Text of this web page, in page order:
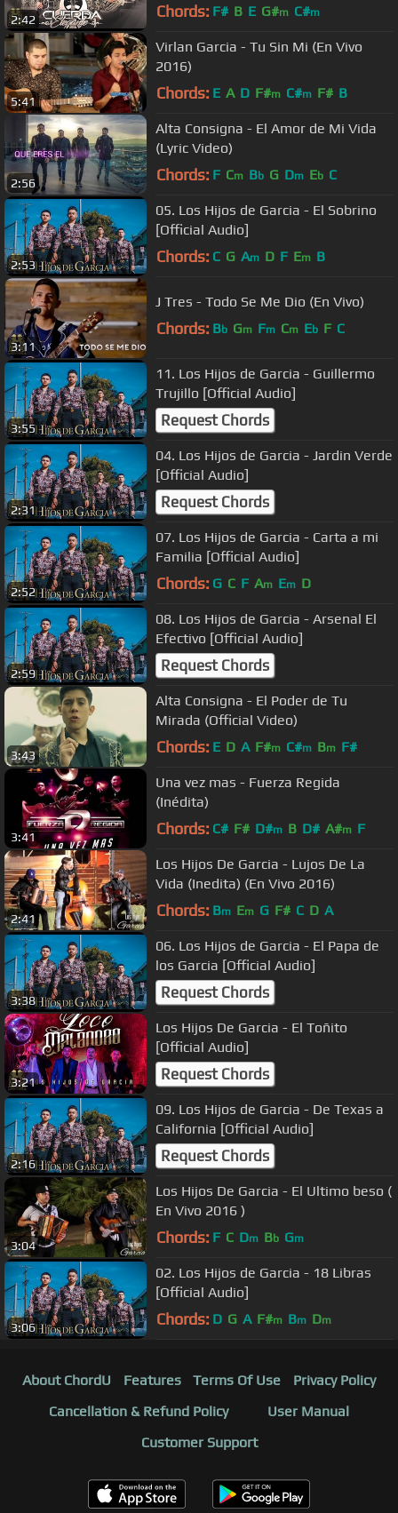
2:42 Chords: F# B E G#m C#m
5:41
Virlan Garcia - Tu Sin Mi (En Vivo
2016)
Chords: E A D F#m C#m F# B
2:56
Alta Consigna - El Amor de Mi Vida
(Lyric Video)
Chords: F Cm Bb G Dm Eb C
2:53
05. Los Hijos de Garcia - El Sobrino
[Official Audio]
Chords: C G Am D F Em B
3:11
J Tres - Todo Se Me Dio (En Vivo)
Chords: Bb Gm Fm Cm Eb F C
3:55
11. Los Hijos de Garcia - Guillermo
Trujillo [Official Audio]
Request Chords
2:31
04. Los Hijos de Garcia - Jardin Verde
[Official Audio]
Request Chords
2:52
07. Los Hijos de Garcia - Carta a mi
Familia [Official Audio]
Chords: G C F Am Em D
2:59
08. Los Hijos de Garcia - Arsenal El
Efectivo [Official Audio]
Request Chords
3:43
Alta Consigna - El Poder de Tu
Mirada (Official Video)
Chords: E D A F#m C#m Bm F#
3:41
Una vez mas - Fuerza Regida
(Inédita)
Chords: C# F# D#m B D# A#m F
2:41
Los Hijos De Garcia - Lujos De La
Vida (Inedita) (En Vivo 2016)
Chords: Bm Em G F# C D A
3:38
06. Los Hijos de Garcia - El Papa de
los Garcia [Official Audio]
Request Chords
3:21
Los Hijos De Garcia - El Toñito
[Official Audio]
Request Chords
2:16
09. Los Hijos de Garcia - De Texas a
California [Official Audio]
Request Chords
3:04
Los Hijos De Garcia - El Ultimo beso (
En Vivo 2016 )
Chords: F C Dm Bb Gm
3:06
02. Los Hijos de Garcia - 18 Libras
[Official Audio]
Chords: D G A F#m Bm Dm
About ChordU Features Terms Of Use
Privacy Policy
Cancellation & Refund Policy
User Manual
Customer Support